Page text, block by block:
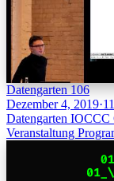
Datengarten 106
Dezember 4, 2019·
Datengarten IOCCC
Veranstaltung